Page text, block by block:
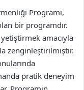
Programı,
bir programdır.
amacıyla
zenginleştirilmiştir.
pratik deneyim